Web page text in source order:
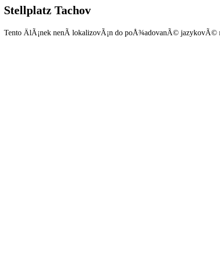
Stellplatz Tachov
Tento ÄlÃ¡nek nenÃ­ lokalizovÃ¡n do poÅ¾adovanÃ© jazykovÃ©